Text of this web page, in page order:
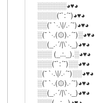
░░░░░░◕♥◕
░░░░(¯`:´¯)◕♥◕
░░(¯ `·.\|/.·´¯)◕♥◕
░(¯ `·.(۞).·´¯)░◕♥◕
░░(_.·´/|\`·._)◕♥◕
░░░ (_.:._).░◕♥◕
░░░(¯`:´¯)░░◕♥◕
░(¯ `·.\|/.·´¯)░░◕♥◕
░(¯ `·.(۞).·´¯)◕♥◕
░░(_.·´/|\`·._)◕♥◕